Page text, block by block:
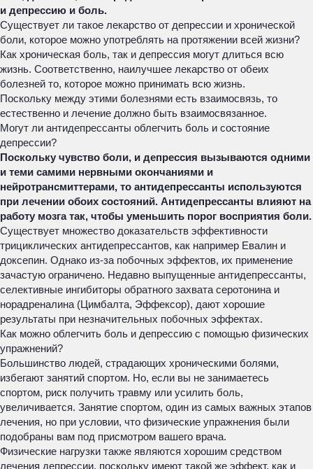
и депрессию и боль.
Существует ли такое лекарство от депрессии и хронической
боли, которое можно употреблять на протяжении всей жизни?
Как хроническая боль, так и депрессия могут длиться всю
жизнь. Соответственно, наилучшее лекарство от обеих
болезней то, которое можно принимать всю жизнь.
Поскольку между этими болезнями есть взаимосвязь, то
естественно и лечение должно быть взаимосвязанное.
Могут ли антидепрессанты облегчить боль и состояние
депрессии?
Поскольку чувство боли, и депрессия вызываются одними
и теми самими нервными окончаниями и
нейротрансмиттерами, то антидепрессанты используются
при лечении обоих состояний. Антидепрессанты влияют на
работу мозга так, чтобы уменьшить порог восприятия боли.
Существует множество доказательств эффективности
трициклических антидепрессантов, как например Евалин и
доксепин. Однако из-за побочных эффектов, их применение
зачастую ограничено. Недавно выпущенные антидепрессанты,
селективные ингибиторы обратного захвата серотонина и
норадреналина (Цимбалта, Эффексор), дают хорошие
результаты при незначительных побочных эффектах.
Как можно облегчить боль и депрессию с помощью физических
упражнений?
Большинство людей, страдающих хроническими болями,
избегают занятий спортом. Но, если вы не занимаетесь
спортом, риск получить травму или усилить боль,
увеличивается. Занятие спортом, один из самых важных этапов
лечения, но при условии, что физические упражнения были
подобраны вам под присмотром вашего врача.
Физические нагрузки также являются хорошим средством
лечения депрессии, поскольку имеют такой же эффект, как и